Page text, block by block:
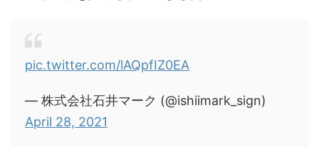
pic.twitter.com/lAQpfIZ0EA
— 株式会社石井マーク (@ishiimark_sign)
April 28, 2021